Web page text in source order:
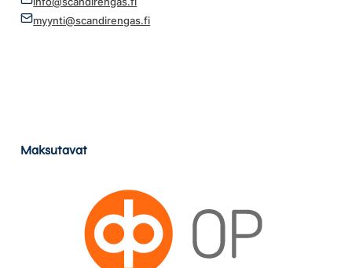
myynti@scandirengas.fi
Maksutavat